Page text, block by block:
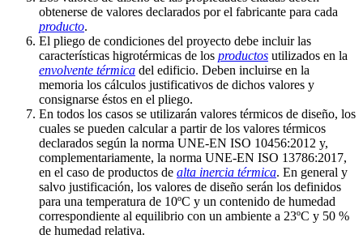
obtenerse de valores declarados por el fabricante para cada
producto.
El pliego de condiciones del proyecto debe incluir las
características higrotérmicas de los productos utilizados en la
envolvente térmica del edificio. Deben incluirse en la
memoria los cálculos justificativos de dichos valores y
consignarse éstos en el pliego.
En todos los casos se utilizarán valores térmicos de diseño, los
cuales se pueden calcular a partir de los valores térmicos
declarados según la norma UNE-EN ISO 10456:2012 y,
complementariamente, la norma UNE-EN ISO 13786:2017,
en el caso de productos de alta inercia térmica. En general y
salvo justificación, los valores de diseño serán los definidos
para una temperatura de 10ºC y un contenido de humedad
correspondiente al equilibrio con un ambiente a 23ºC y 50 %
de humedad relativa.